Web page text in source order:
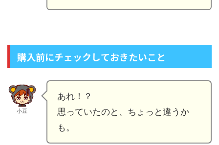
購入前にチェックしておきたいこと
小豆
あれ！？
思っていたのと、ちょっと違うか
も。